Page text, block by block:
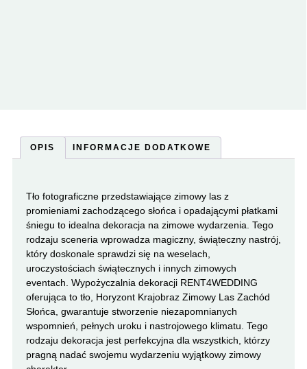
OPIS INFORMACJE DODATKOWE
Tło fotograficzne przedstawiające zimowy las z
promieniami zachodzącego słońca i opadającymi płatkami
śniegu to idealna dekoracja na zimowe wydarzenia. Tego
rodzaju sceneria wprowadza magiczny, świąteczny nastrój,
który doskonale sprawdzi się na weselach,
uroczystościach świątecznych i innych zimowych
eventach. Wypożyczalnia dekoracji RENT4WEDDING
oferująca to tło, Horyzont Krajobraz Zimowy Las Zachód
Słońca, gwarantuje stworzenie niezapomnianych
wspomnień, pełnych uroku i nastrojowego klimatu. Tego
rodzaju dekoracja jest perfekcyjna dla wszystkich, którzy
pragną nadać swojemu wydarzeniu wyjątkowy zimowy